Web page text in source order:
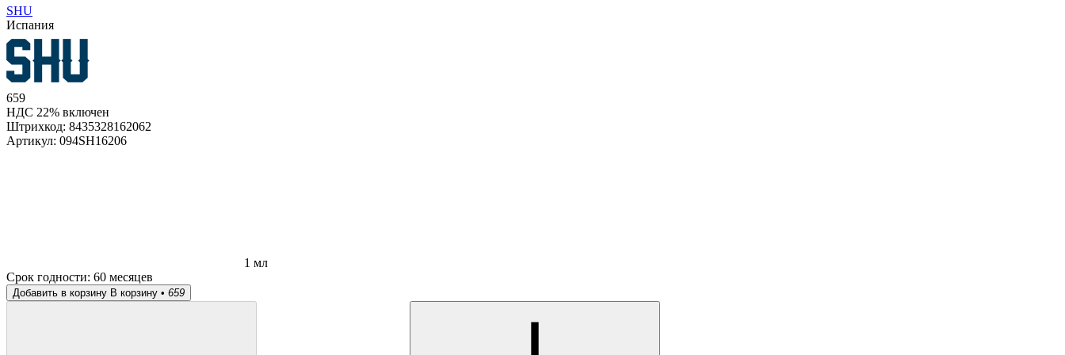
SHU
Испания
659
НДС 22% включен
Штрихкод: 8435328162062
Артикул: 094SH16206
1 мл
Срок годности: 60 месяцев
Добавить в корзину В корзину • 659